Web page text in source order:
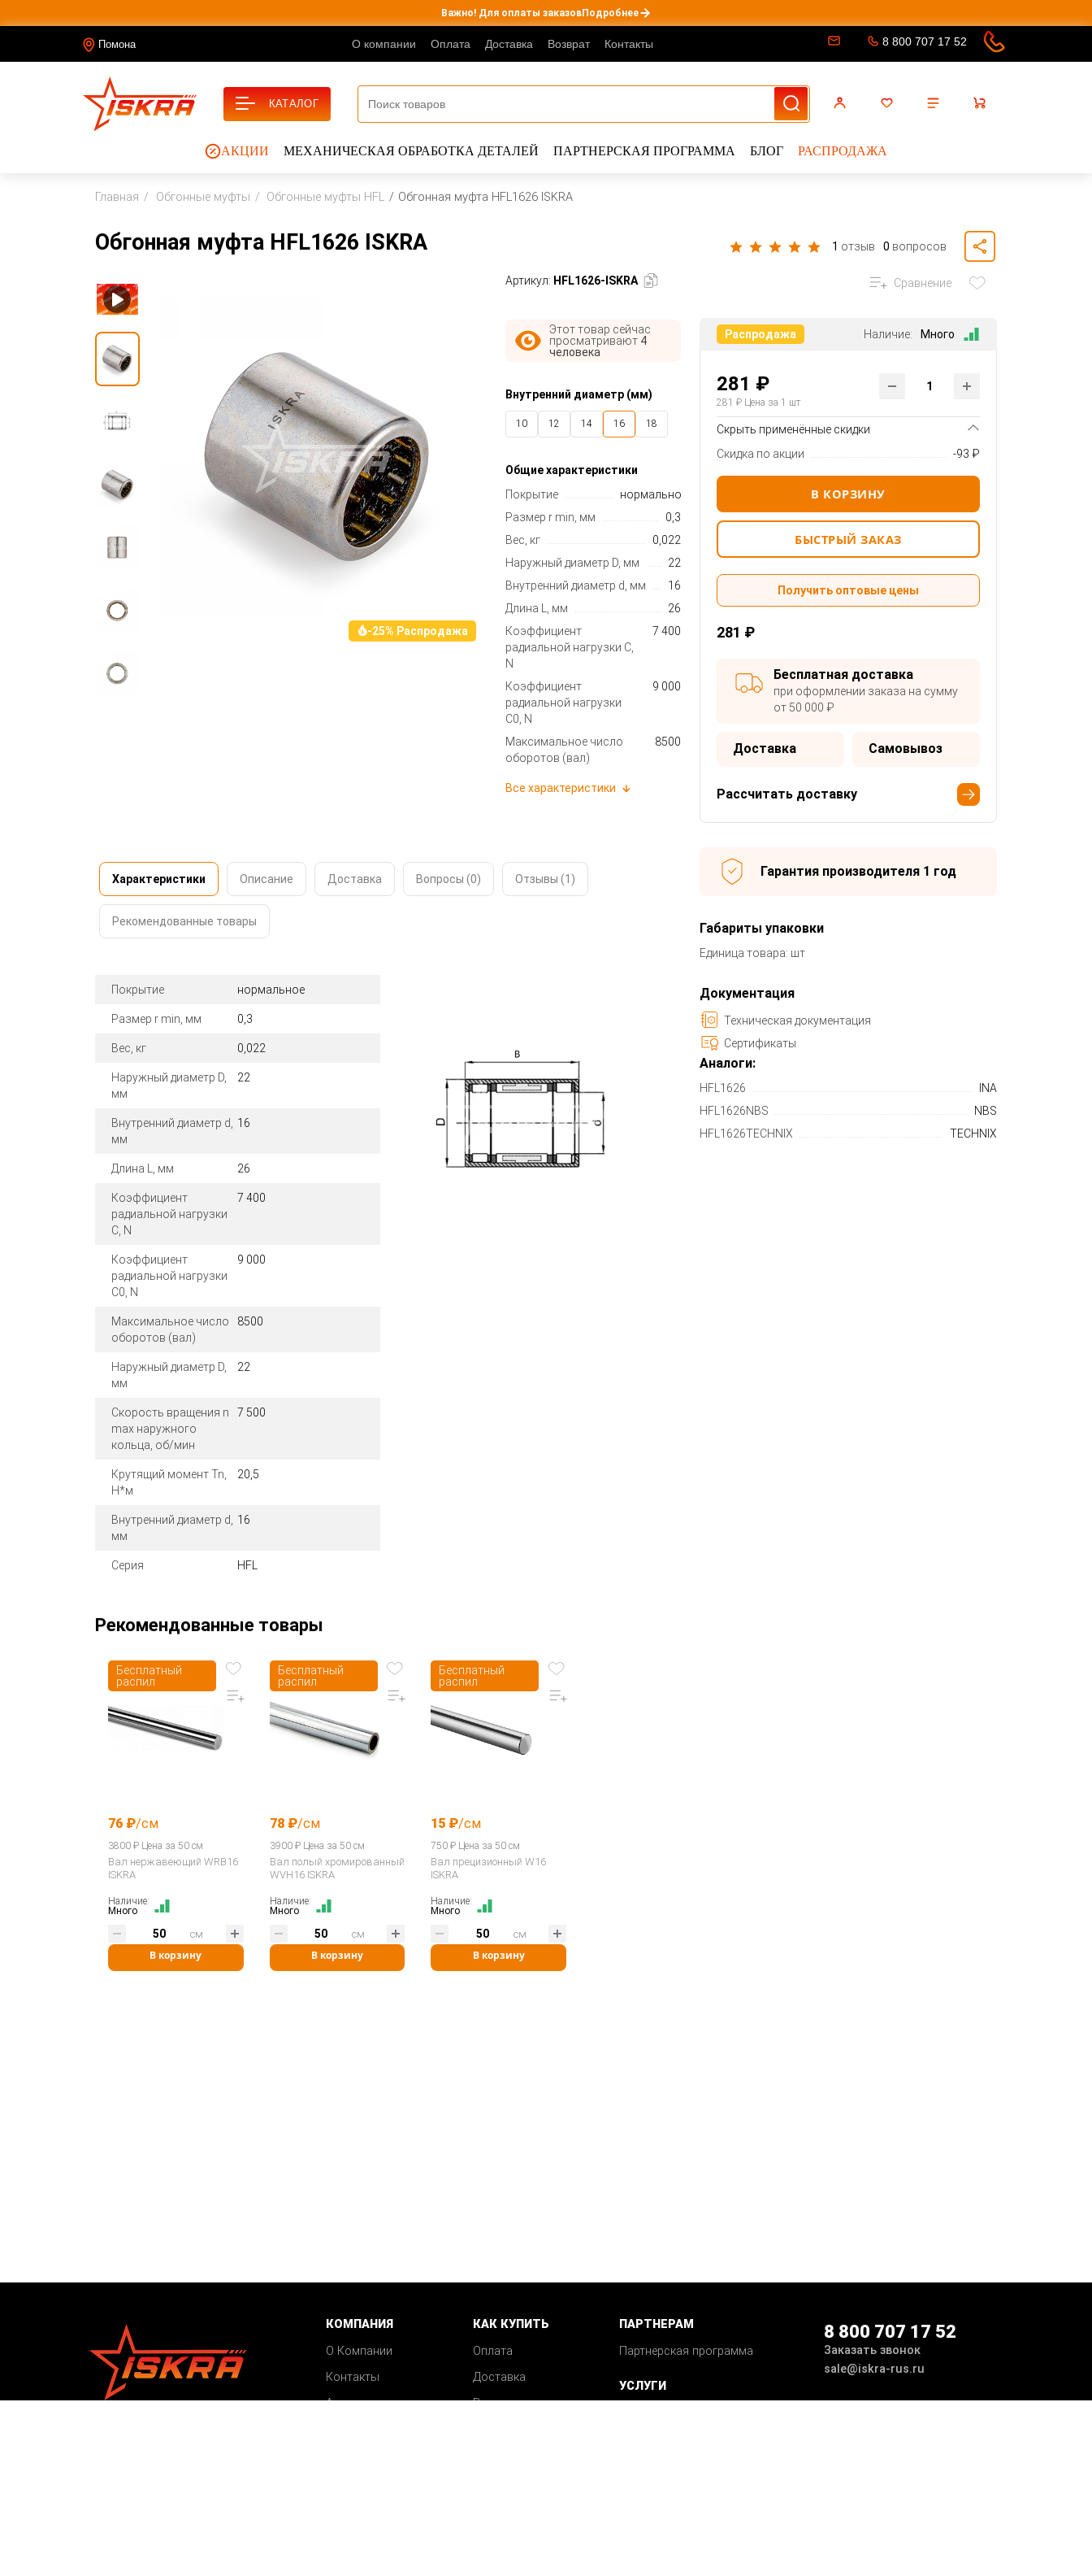
Важно! Для оплаты заказовПодробнее
Помона О компании Оплата Доставка Возврат Контакты 8 800 707 17 52
АКЦИИ МЕХАНИЧЕСКАЯ ОБРАБОТКА ДЕТАЛЕЙ ПАРТНЕРСКАЯ ПРОГРАММА БЛОГ РАСПРОДАЖА
КАТАЛОГ
Главная Обгонные муфты Обгонные муфты HFL Обгонная муфта HFL1626 ISKRA
Обгонная муфта HFL1626 ISKRA 1 отзыв 0 вопросов
-25% Распродажа
Артикул: HFL1626-ISKRA
Этот товар сейчас
просматривают 4
человека
Внутренний диаметр (мм)
10 12 14 16 18
Общие характеристики
Покрытие
нормальное
Размер r min, мм
0,3
Вес, кг
0,022
Наружный диаметр D, мм
22
Внутренний диаметр d, мм
16
Длина L, мм
26
Коэффициент
радиальной нагрузки C,
N
7 400
Коэффициент
радиальной нагрузки
C0, N
9 000
Максимальное число
оборотов (вал)
8500
Все характеристики
Характеристики Описание Доставка Вопросы (0) Отзывы (1 )
Рекомендованные товары
Покрытие нормальное
Размер r min, мм 0,3
Вес, кг 0,022
Наружный диаметр D,
мм
22
Внутренний диаметр d,
мм
16
Длина L, мм 26
Коэффициент
радиальной нагрузки
C, N
7 400
Коэффициент
радиальной нагрузки
C0, N
9 000
Максимальное число
оборотов (вал)
8500
Наружный диаметр D,
мм
22
Скорость вращения n
max наружного
кольца, об/мин
7 500
Крутящий момент Tn,
Н*м
20,5
Внутренний диаметр d,
мм
16
Серия HFL
Сравнение
Распродажа Наличие: Много
281 ₽
281 ₽Цена за 1 шт
Скрыть применённые скидки
Скидка по акции
-93 ₽
В КОРЗИНУ
БЫСТРЫЙ ЗАКАЗ
Получить оптовые цены
281 ₽
Бесплатная доставка
при оформлении заказа на сумму
от 50 000 ₽
Доставка Самовывоз
Рассчитать доставку
Гарантия производителя 1 год
Габариты упаковки
Единица товара: шт
Документация
Техническая документация
Сертификаты
Аналоги:
HFL1626
INA
HFL1626NBS
NBS
HFL1626TECHNIX
TECHNIX
Рекомендованные товары
Бесплатный
распил
76 ₽/см
3800 ₽ Цена за 50 см
Вал нержавеющий WRB16
ISKRA
Наличие:
Много
В корзину
см
Бесплатный
распил
78 ₽/см
3900 ₽ Цена за 50 см
Вал полый хромированный
WVH16 ISKRA
Наличие:
Много
В корзину
см
Бесплатный
распил
15 ₽/см
750 ₽ Цена за 50 см
Вал прецизионный W16
ISKRA
Наличие:
Много
В корзину
см
КОМПАНИЯ
О Компании
Контакты
Акции
КАК КУПИТЬ
Оплата
Доставка
Возврат
ПАРТНЕРАМ
Партнерская программа
УСЛУГИ
8 800 707 17 52
Заказать звонок
sale@iskra-rus.ru